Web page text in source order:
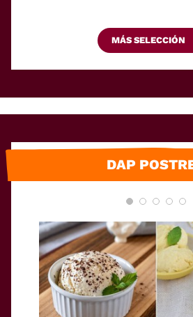
MÁS SELECCIÓN
DAP